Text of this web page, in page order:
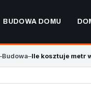
BUDOWA DOMU
Budowa–Ile kosztuje metr